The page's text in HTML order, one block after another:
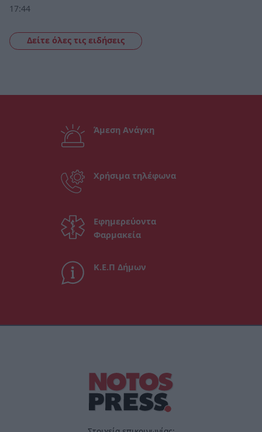
17:44
Δείτε όλες τις ειδήσεις
Άμεση Ανάγκη
Χρήσιμα τηλέφωνα
Εφημερεύοντα
Φαρμακεία
Κ.Ε.Π Δήμων